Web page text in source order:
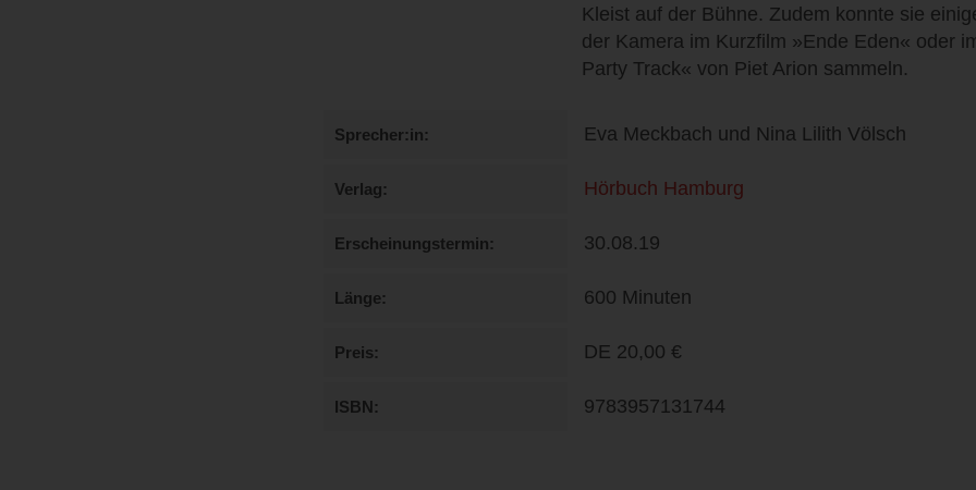
Kleist auf der Bühne. Zudem konnte sie
der Kamera im Kurzfilm »Ende Eden« oder
Party Track« von Piet Arion sammeln.
Sprecher:in Eva Meckbach und Nina Lilith Völsch
Verlag Hörbuch Hamburg
Erscheinungstermin 30.08.19
Länge 600 Minuten
Preis DE 20,00 €
ISBN 9783957131744